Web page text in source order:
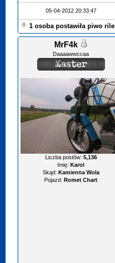
05-04-2012 20:33:47
1 osoba postawiła piwo
MrF4k
Daaaawwccaa
Liczba postów: 5,136
Imię: Karol
Skąd: Kamienna Wola
Pojazd: Romet Chart